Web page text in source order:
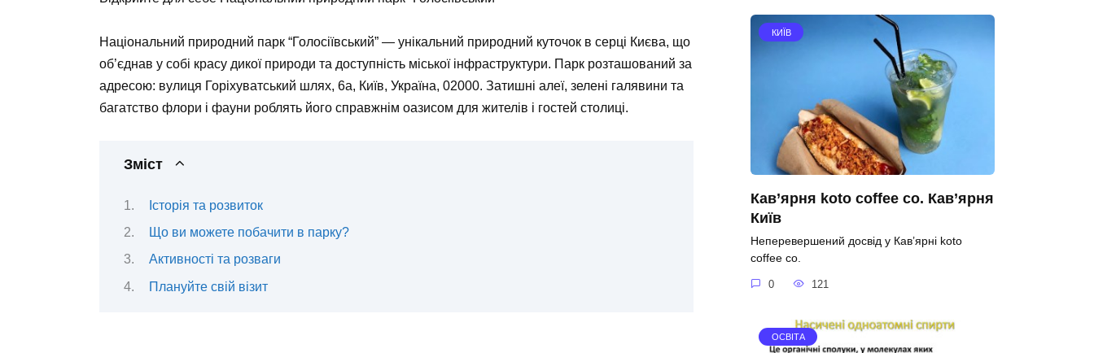
Національний природний парк “Голосіївський” — унікальний природний куточок в серці Києва, що
об’єднав у собі красу дикої природи та доступність міської інфраструктури. Парк розташований за
адресою: вулиця Горіхуватський шлях, 6а, Київ, Україна, 02000. Затишні алеї, зелені галявини та
багатство флори і фауни роблять його справжнім оазисом для жителів і гостей столиці.
Зміст
Історія та розвиток
Що ви можете побачити в парку?
Активності та розваги
Плануйте свій візит
КИЇВ
Кав’ярня koto coffee co. Кав’ярня
Київ
Неперевершений досвід у Кав’ярні koto
coffee co.
0 121
ОСВІТА